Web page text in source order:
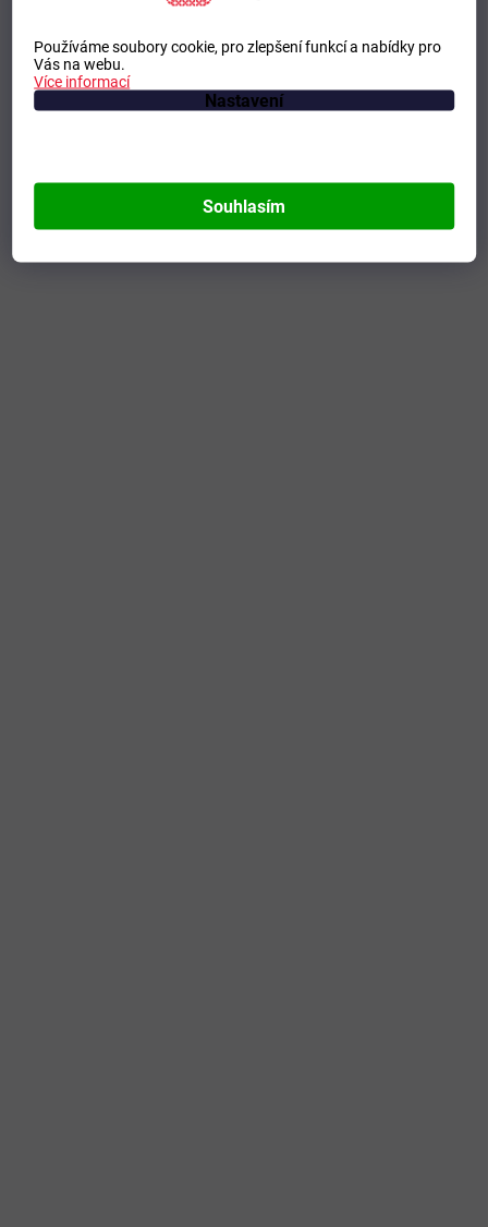
Používáme soubory cookie, pro zlepšení funkcí a nabídky pro
Vás na webu.
Více informací
Nastavení
Souhlasím